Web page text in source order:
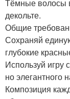
Тёмные волосы
декольте.
Общие
Сохраняй
глубокие
Используй игру
но элегантного
Композиция